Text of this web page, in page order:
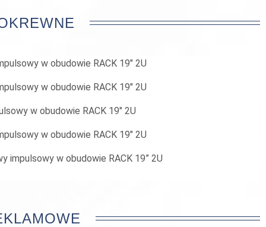
w obudowie RACK 19" 2U
w obudowie RACK 19" 2U
w obudowie RACK 19" 2U
w obudowie RACK 19" 2U
impulsowy w obudowie RACK 19” 2U